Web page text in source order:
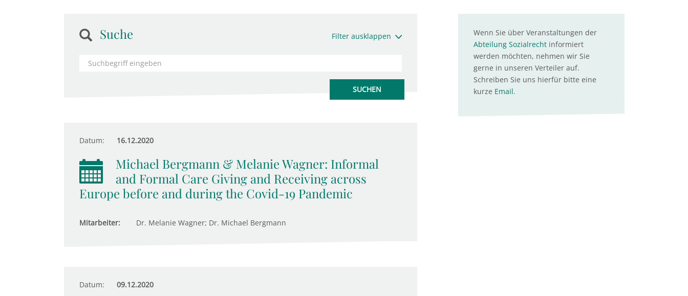
Suche Filter ausklappen
Datum: 16.12.2020
Michael Bergmann & Melanie Wagner: Informal
and Formal Care Giving and Receiving across
Europe before and during the Covid-19 Pandemic
Mitarbeiter: Dr. Melanie Wagner; Dr. Michael Bergmann
Datum: 09.12.2020
Wenn Sie über Veranstaltungen der
Abteilung Sozialrechtinformiert
werden möchten, nehmen wir Sie
gerne in unseren Verteiler auf.
Schreiben Sie uns hierfür bitte eine
kurze Email.